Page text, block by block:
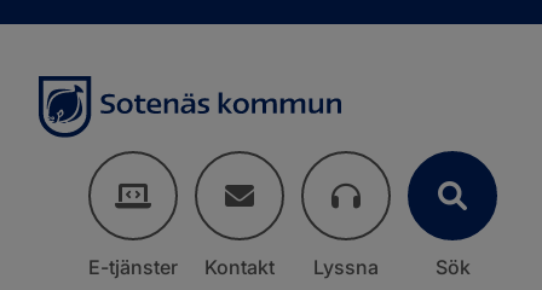
E-tjänster Kontakt Lyssna Sök